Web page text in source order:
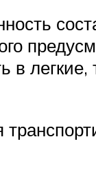
легкие,